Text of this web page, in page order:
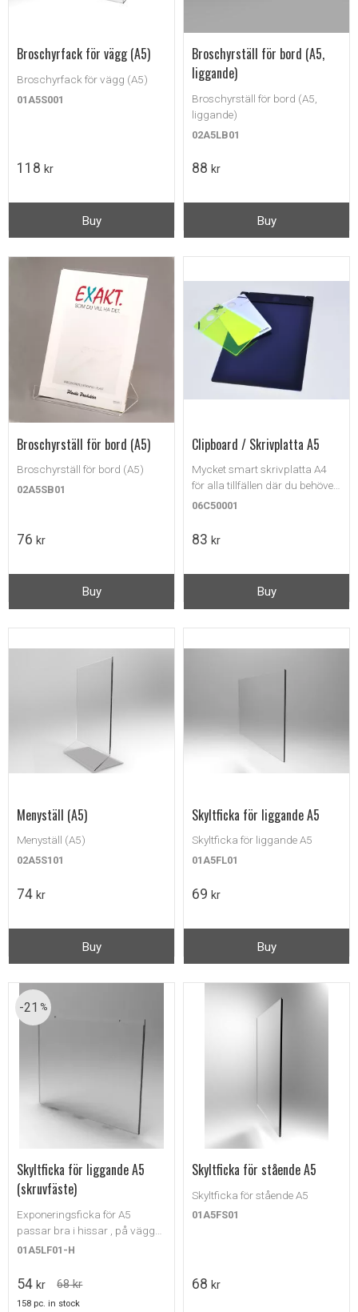
Broschyrfack för vägg (A5)
Broschyrfack för vägg (A5)
01A5S001
118 kr
Buy
Broschyrställ för bord (A5,
liggande)
Broschyrställ för bord (A5,
liggande)
02A5LB01
88 kr
Buy
Broschyrställ för bord (A5)
Broschyrställ för bord (A5)
02A5SB01
76 kr
Buy
Clipboard / Skrivplatta A5
Mycket smart skrivplatta A4
för alla tillfällen där du behöver
anteckna eller fylla i något på
06C50001
83 kr
Buy
Menyställ (A5)
Menyställ (A5)
02A5S101
74 kr
Buy
Skyltficka för liggande A5
Skyltficka för liggande A5
01A5FL01
69 kr
Buy
Skyltficka för liggande A5
(skruvfäste)
Exponeringsficka för A5
passar bra i hissar , på väggar
i entreer, hotellrum etc.
01A5LF01-H
54 kr 68kr
21 %
158 pc. in stock
Skyltficka för stående A5
Skyltficka för stående A5
01A5FS01
68 kr